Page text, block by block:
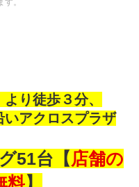
り徒歩３分、
いアクロスプラザ
51台【 店舗の
料】